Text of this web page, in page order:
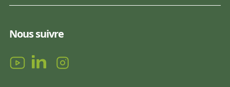
Nous suivre